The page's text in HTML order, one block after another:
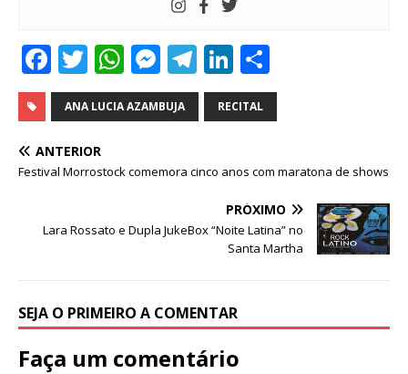
F
a
c
e
b
o
T
w
it
te
r
W
h
at
A
p
M
e
ss
n
e
T
el
e
ra
Li
n
k
dI
n
h
ar
ANA LUCIA AZAMBUJA RECITAL
ANTERIOR
Festival Morrostock comemora cinco anos com maratona de shows
PRÓXIMO
Lara Rossato e Dupla JukeBox “Noite Latina” no
Santa Martha
SEJA O PRIMEIRO A COMENTAR
Faça um comentário